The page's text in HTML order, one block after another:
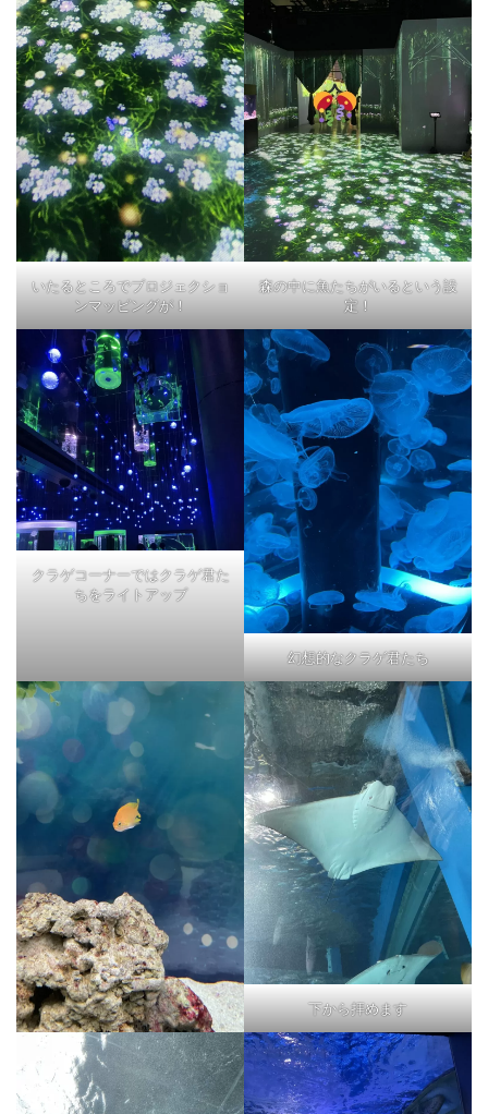
いたるところでプロジェクショ
ンマッピングが！
森の中に魚たちがいるという設
定！
クラゲコーナーではクラゲ君た
ちをライトアップ
幻想的なクラゲ君たち
下から拝めます